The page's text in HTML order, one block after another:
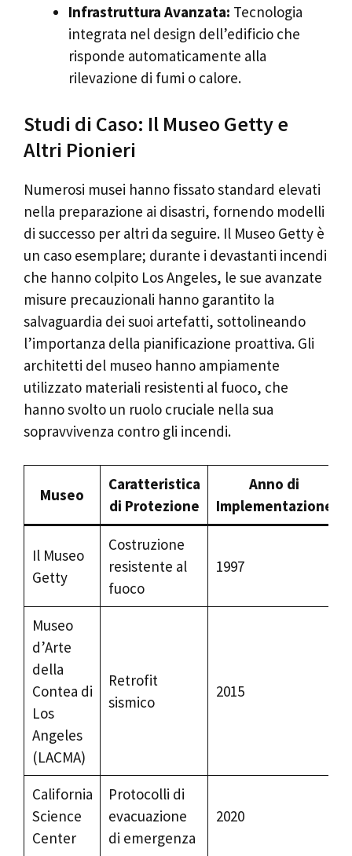
Infrastruttura Avanzata: Tecnologia
integrata nel design dell’edificio che
risponde automaticamente alla
rilevazione di fumi o calore.
Studi di Caso: Il Museo Getty e
Altri Pionieri
Numerosi musei hanno fissato standard elevati
nella preparazione ai disastri, fornendo modelli
di successo per altri da seguire. Il Museo Getty è
un caso esemplare; durante i devastanti incendi
che hanno colpito Los Angeles, le sue avanzate
misure precauzionali hanno garantito la
salvaguardia dei suoi artefatti, sottolineando
l’importanza della pianificazione proattiva. Gli
architetti del museo hanno ampiamente
utilizzato materiali resistenti al fuoco, che
hanno svolto un ruolo cruciale nella sua
sopravvivenza contro gli incendi.
Museo
Caratteristica
di Protezione
Anno di
Implementazione
Il Museo
Getty
Costruzione
resistente al
fuoco
1997
Museo
d’Arte
della
Contea di
Los
Angeles
(LACMA)
Retrofit
sismico
2015
California
Science
Center
Protocolli di
evacuazione
di emergenza
2020